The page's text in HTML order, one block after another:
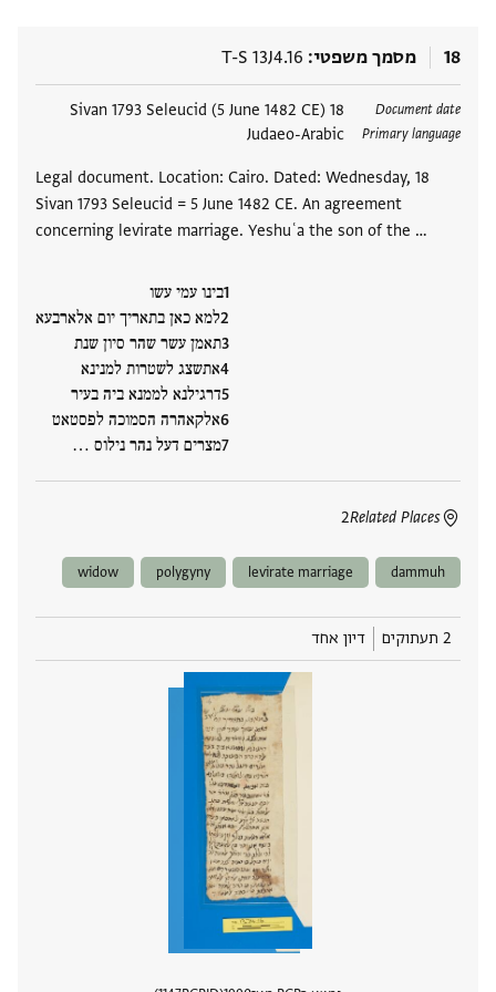
18 מסמך משפטי T-S 13J4.16
Document date
18 Sivan 1793 Seleucid (5 June 1482 CE)
Primary language
Judaeo-Arabic
Legal document. Location: Cairo. Dated: Wednesday, 18
Sivan 1793 Seleucid = 5 June 1482 CE. An agreement
concerning levirate marriage. Yeshuʿa the son of the …
בינו עמי עשו
למא כאן בתאריך יום אלארבעא
תאמן עשר שהר סיון שנת
אתשצג לשטרות למנינא
דרגילנא לממנא ביה בעיר
אלקאהרה הסמוכה לפסטאט
מצרים דעל נהר נילוס ‮…
Related Places
2
תגים
dammuh
levirate marriage
polygyny
widow
2 תעתוקים דיון אחד